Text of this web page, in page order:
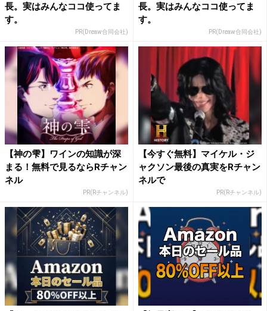
長。実はみんなココ使ってま
す。
PR(Dreaw合同会社)
長。実はみんなココ使ってま
す。
PR(Dreaw合同会社)
【神の雫】ワインの知識が深
まる！無料で見るならRチャン
ネル
PR(Rチャンネル)
【今すぐ無料】マイケル・ジ
ャクソン最後の真実をRチャン
ネルで
PR(Rチャンネル)